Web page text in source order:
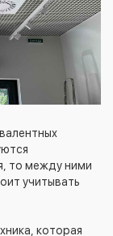
то между ними
учитывать
которая